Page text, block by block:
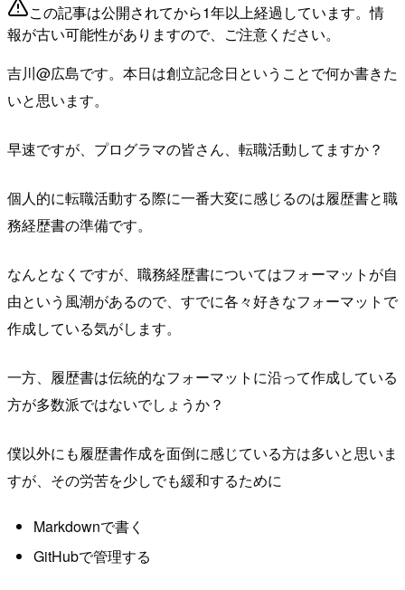
この記事は公開されてから1年以上経過しています。情
報が古い可能性がありますので、ご注意ください。
吉川@広島です。本日は創立記念日ということで何か書きた
いと思います。
早速ですが、プログラマの皆さん、転職活動してますか？
個人的に転職活動する際に一番大変に感じるのは履歴書と職
務経歴書の準備です。
なんとなくですが、職務経歴書についてはフォーマットが自
由という風潮があるので、すでに各々好きなフォーマットで
作成している気がします。
一方、履歴書は伝統的なフォーマットに沿って作成している
方が多数派ではないでしょうか？
僕以外にも履歴書作成を面倒に感じている方は多いと思いま
すが、その労苦を少しでも緩和するために
Markdownで書く
GitHubで管理する